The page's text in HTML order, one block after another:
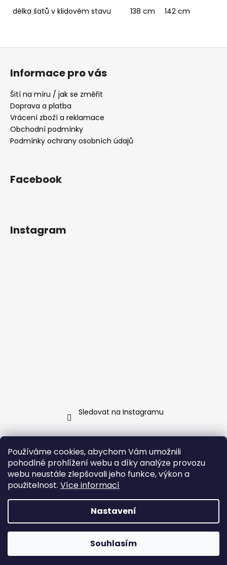
Používáme cookies, abychom Vám umožnili
pohodlné prohlížení webu a díky analýze provozu
webu neustále zlepšovali jeho funkce, výkon a
použitelnost. Více informací
Nastavení
Souhlasím
délka šatů v klidovém stavu
138 cm 142 cm
Informace pro vás
Šití na míru / jak se změřit
Doprava a platba
Vrácení zboží a reklamace
Obchodní podmínky
Podmínky ochrany osobních údajů
Facebook
Instagram
Sledovat na Instagramu
info@ jarosa.cz
+420 737 070 903
Facebook Jarosa
jarosa.fashion/
Jarosa. Všechna práva vyhrazena.